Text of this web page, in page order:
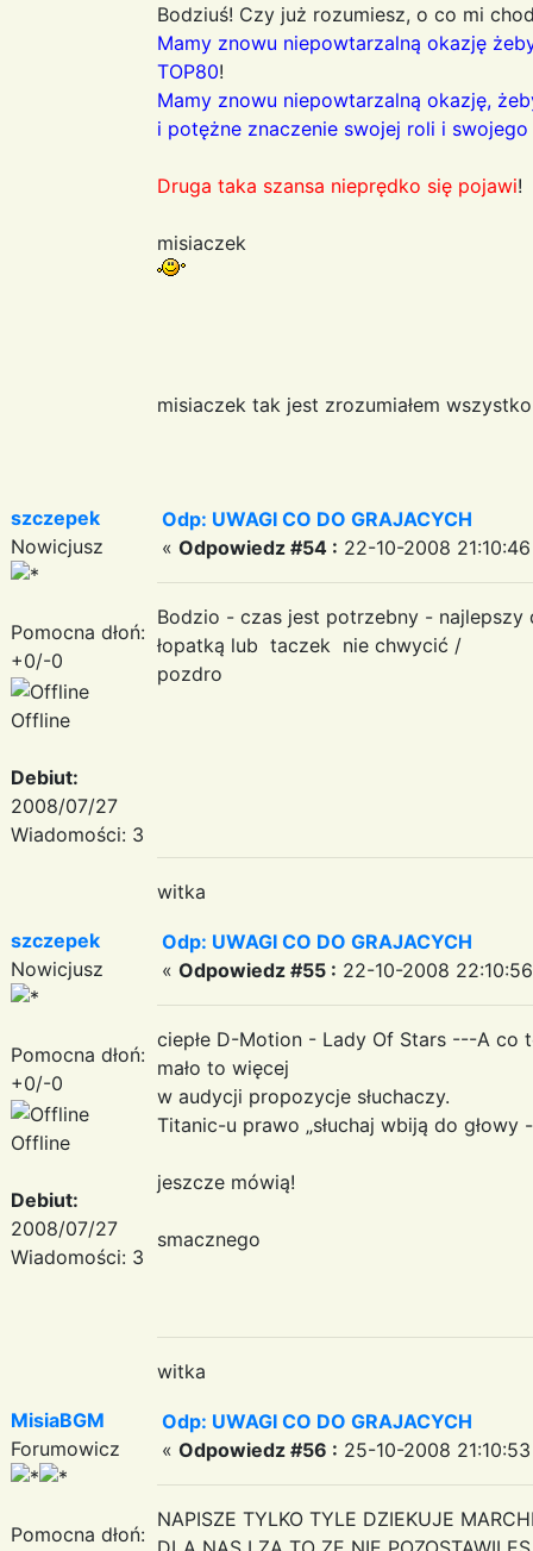
Bodziuś! Czy już rozumiesz, o co mi
Mamy znowu niepowtarzalną okazję
TOP80!
Mamy znowu niepowtarzalną okazję,
i potężne znaczenie swojej roli i
Druga taka szansa nieprędko się pojawi!
misiaczek
misiaczek tak jest zrozumiałem
szczepek
Nowicjusz
Pomocna dłoń:
+0/-0
Offline
Debiut:
2008/07/27
Wiadomości: 3
Odp: UWAGI CO DO GRAJACYCH
« Odpowiedz #54 : 22-10-2008
Bodzio - czas jest potrzebny -
łopatką lub taczek nie chwycić /
pozdro
witka
szczepek
Nowicjusz
Pomocna dłoń:
+0/-0
Offline
Debiut:
2008/07/27
Wiadomości: 3
Odp: UWAGI CO DO GRAJACYCH
« Odpowiedz #55 : 22-10-2008
ciepłe D-Motion - Lady Of Stars ---A
mało to więcej
w audycji propozycje słuchaczy.
Titanic-u prawo „słuchaj wbiją do
jeszcze mówią!
smacznego
witka
MisiaBGM
Forumowicz
Pomocna dłoń:
Odp: UWAGI CO DO GRAJACYCH
« Odpowiedz #56 : 25-10-2008
NAPISZE TYLKO TYLE DZIEKUJE